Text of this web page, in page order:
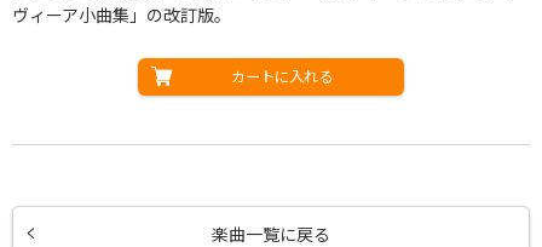
ヴィーア小曲集」の改訂版。
カートに入れる
楽曲一覧に戻る